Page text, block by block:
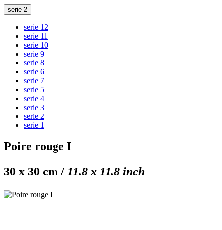
serie 2
serie 12
serie 11
serie 10
serie 9
serie 8
serie 6
serie 7
serie 5
serie 4
serie 3
serie 2
serie 1
Poire rouge I
30 x 30 cm / 11.8 x 11.8 inch